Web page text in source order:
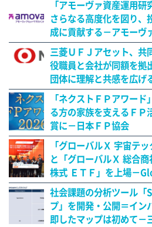
「アモーヴァ資産運用
さらなる高度化を図り、
成に貢献する－アモーヴ
三菱ＵＦＪアセット、共
役職員と会社が同額を拠
団体に理解と共感を広げ
「ネクストＦＰアワー
る方の家族を支えるＦＰ
賞に－日本ＦＰ協会
「グローバルＸ 宇宙テ
と「グローバルＸ 総合
株式 ＥＴＦ」を上場－
社会課題の分析ツール「
プ」を開発・公開＝イン
即したマップは初めて－